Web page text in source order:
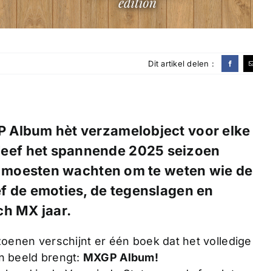
Dit artikel delen :
Album hèt verzamelobject voor elke
het spannende 2025 seizoen
wachten om te weten wie de
de emoties, de tegenslagen en
MX jaar.
verschijnt er één boek dat het volledige
beeld brengt: MXGP Album!